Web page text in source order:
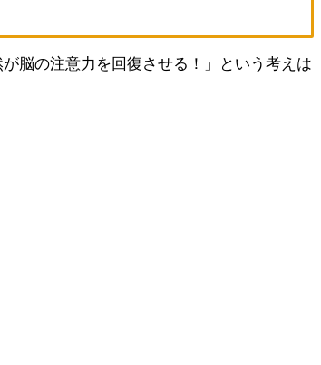
脳の注意力を回復させる！」という考えは